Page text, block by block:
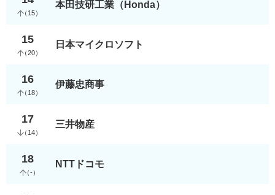
（15）
本田技研工業（Honda）
15
（20）
日本マイクロソフト
16
（18）
伊藤忠商事
17
（14）
三井物産
18
（-）
NTTドコモ